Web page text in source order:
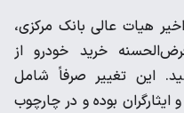
هیات عالی بانک مرکزی،
خرید خودرو از
این تغییر صرفاً شامل
بوده و در چارچوب